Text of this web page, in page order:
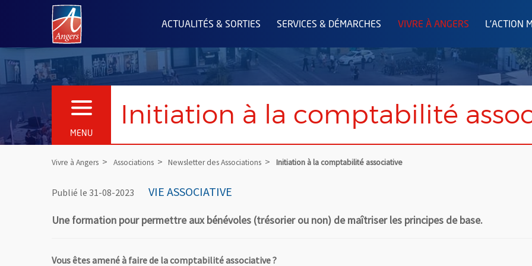
Angers.fr : Retour à l'accueil
ACTUALITÉS & SORTIES SERVICES & DÉMARCHES VIVRE À ANGERS L'ACTION
MENU
OUVRIR LE MENU Initiation à la comptabilité
Vivre à Angers Associations Newsletter des Associations Initiation à la comptabilité associative
Publié le 31-08-2023 VIE ASSOCIATIVE
Une formation pour permettre aux bénévoles (trésorier ou non) de maîtriser les principes de base.
Vous êtes amené à faire de la comptabilité associative ?